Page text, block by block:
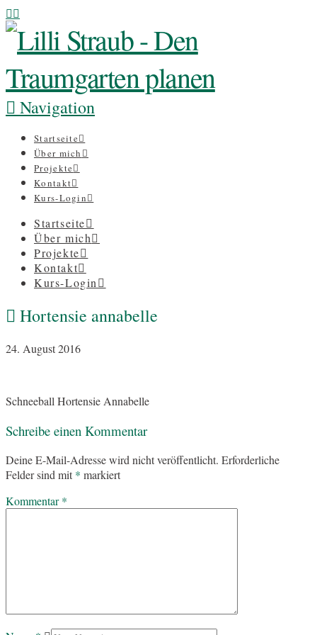
Navigation
Startseite
Über mich
Projekte
Kontakt
Kurs-Login
Startseite
Über mich
Projekte
Kontakt
Kurs-Login
Hortensie annabelle
24. August 2016
Schneeball Hortensie Annabelle
Schreibe einen Kommentar
Deine E-Mail-Adresse wird nicht veröffentlicht. Erforderliche
Felder sind mit* markiert
Kommentar*